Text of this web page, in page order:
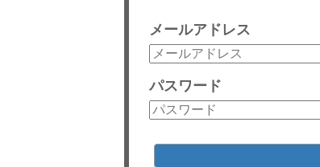
メールアドレス
パスワード